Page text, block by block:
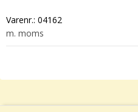
Varenr.: 04162
m. moms